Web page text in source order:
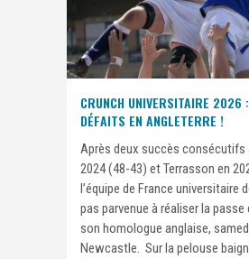
CRUNCH UNIVERSITAIRE 2026
DÉFAITS EN ANGLETERRE !
Après deux succès consécutifs
2024 (48-43) et Terrasson en
l’équipe de France universitaire
pas parvenue à réaliser la
son homologue anglaise,
Newcastle. Sur la pelouse